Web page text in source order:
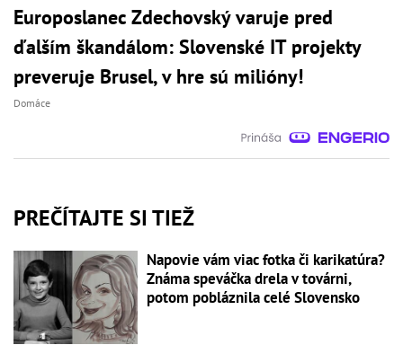
Europoslanec Zdechovský varuje pred
ďalším škandálom: Slovenské IT projekty
preveruje Brusel, v hre sú milióny!
Domáce
PREČÍTAJTE SI TIEŽ
Napovie vám viac fotka či karikatúra?
Známa speváčka drela v továrni,
potom pobláznila celé Slovensko